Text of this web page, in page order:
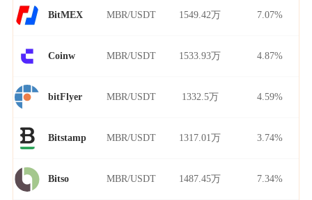
BitMEX MBR/USDT 1549.42万 7.07%
Coinw MBR/USDT 1533.93万 4.87%
bitFlyer MBR/USDT 1332.5万 4.59%
Bitstamp MBR/USDT 1317.01万 3.74%
Bitso MBR/USDT 1487.45万 7.34%